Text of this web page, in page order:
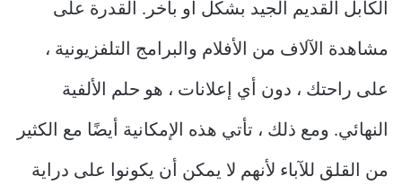
الكابل القديم الجيد بشكل أو بآخر. القدرة على
مشاهدة الآلاف من الأفلام والبرامج التلفزيونية ،
على راحتك ، دون أي إعلانات ، هو حلم الألفية
النهائي. ومع ذلك ، تأتي هذه الإمكانية أيضًا مع الكثير
من القلق للآباء لأنهم لا يمكن أن يكونوا على دراية